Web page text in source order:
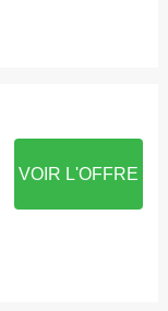
VOIR L'OFFRE